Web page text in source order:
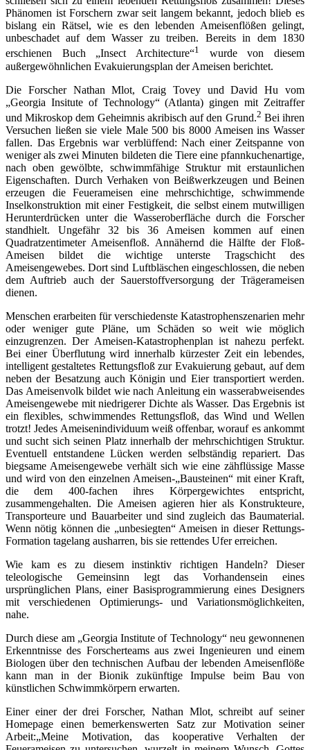
Phänomen ist Forschern zwar seit langem bekannt, jedoch blieb es
bislang ein Rätsel, wie es den lebenden Ameisenflößen gelingt,
unbeschadet auf dem Wasser zu treiben. Bereits in dem 1830
erschienen Buch „Insect Architecture“1
wurde von diesem
außergewöhnlichen Evakuierungsplan der Ameisen berichtet.
Die Forscher Nathan Mlot, Craig Tovey und David Hu vom
„Georgia Insitute of Technology“ (Atlanta) gingen mit Zeitraffer
und Mikroskop dem Geheimnis akribisch auf den Grund.2 Bei ihren
Versuchen ließen sie viele Male 500 bis 8000 Ameisen ins Wasser
fallen. Das Ergebnis war verblüffend: Nach einer Zeitspanne von
weniger als zwei Minuten bildeten die Tiere eine pfannkuchenartige,
nach oben gewölbte, schwimmfähige Struktur mit erstaunlichen
Eigenschaften. Durch Verhaken von Beißwerkzeugen und Beinen
erzeugen die Feuerameisen eine mehrschichtige, schwimmende
Inselkonstruktion mit einer Festigkeit, die selbst einem mutwilligen
Herunterdrücken unter die Wasseroberfläche durch die Forscher
standhielt. Ungefähr 32 bis 36 Ameisen kommen auf einen
Quadratzentimeter Ameisenfloß. Annähernd die Hälfte der Floß-
Ameisen bildet die wichtige unterste Tragschicht des
Ameisengewebes. Dort sind Luftbläschen eingeschlossen, die neben
dem Auftrieb auch der Sauerstoffversorgung der Trägerameisen
dienen.
Menschen erarbeiten für verschiedenste Katastrophenszenarien mehr
oder weniger gute Pläne, um Schäden so weit wie möglich
einzugrenzen. Der Ameisen-Katastrophenplan ist nahezu perfekt.
Bei einer Überflutung wird innerhalb kürzester Zeit ein lebendes,
intelligent gestaltetes Rettungsfloß zur Evakuierung gebaut, auf dem
neben der Besatzung auch Königin und Eier transportiert werden.
Das Ameisenvolk bildet wie nach Anleitung ein wasserabweisendes
Ameisengewebe mit niedrigerer Dichte als Wasser. Das Ergebnis ist
ein flexibles, schwimmendes Rettungsfloß, das Wind und Wellen
trotzt! Jedes Ameisenindividuum weiß offenbar, worauf es ankommt
und sucht sich seinen Platz innerhalb der mehrschichtigen Struktur.
Eventuell entstandene Lücken werden selbständig repariert. Das
biegsame Ameisengewebe verhält sich wie eine zähflüssige Masse
und wird von den einzelnen Ameisen-„Bausteinen“ mit einer Kraft,
die dem 400-fachen ihres Körpergewichtes entspricht,
zusammengehalten. Die Ameisen agieren hier als Konstrukteure,
Transporteure und Bauarbeiter und sind zugleich das Baumaterial.
Wenn nötig können die „unbesiegten“ Ameisen in dieser Rettungs-
Formation tagelang ausharren, bis sie rettendes Ufer erreichen.
Wie kam es zu diesem instinktiv richtigen Handeln? Dieser
teleologische Gemeinsinn legt das Vorhandensein eines
ursprünglichen Plans, einer Basisprogrammierung eines Designers
mit verschiedenen Optimierungs- und Variationsmöglichkeiten,
nahe.
Durch diese am „Georgia Institute of Technology“ neu gewonnenen
Erkenntnisse des Forscherteams aus zwei Ingenieuren und einem
Biologen über den technischen Aufbau der lebenden Ameisenflöße
kann man in der Bionik zukünftige Impulse beim Bau von
künstlichen Schwimmkörpern erwarten.
Einer einer der drei Forscher, Nathan Mlot, schreibt auf seiner
Homepage einen bemerkenswerten Satz zur Motivation seiner
Arbeit:„Meine Motivation, das kooperative Verhalten der